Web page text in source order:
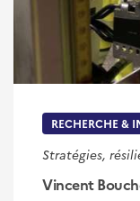
RECHERCHE &
Stratégies,
Vincent